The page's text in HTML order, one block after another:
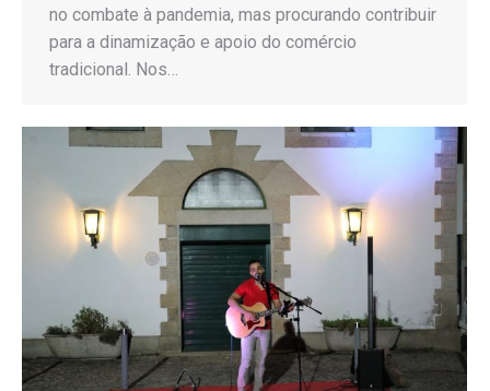
no combate à pandemia, mas procurando contribuir
para a dinamização e apoio do comércio
tradicional. Nos…